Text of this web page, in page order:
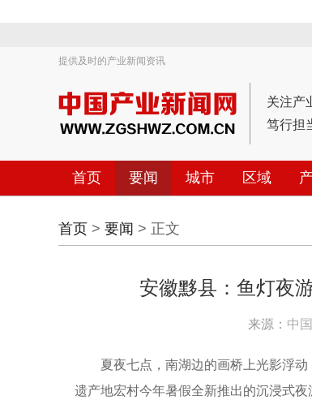
提供及时的产业新闻资讯
关注产
笃行担
首页 要闻 城市 区域
首页 > 要闻 > 正文
安徽黟县：鱼灯夜
来源： 中
夏夜七点，南湖边的画桥上光影浮动
遗产地宏村今年暑假全新推出的沉浸式